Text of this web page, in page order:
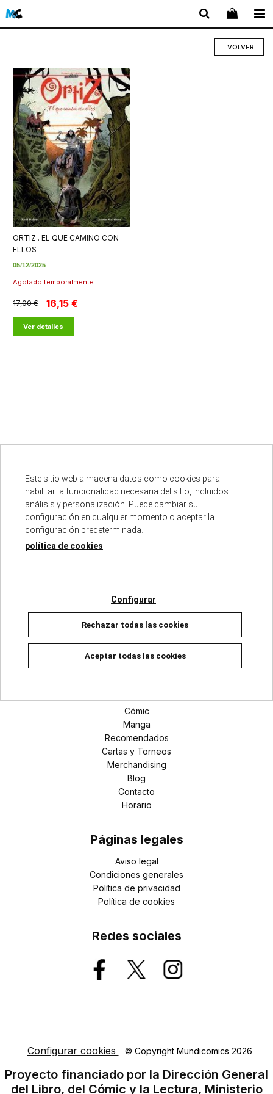
VOLVER
ORTIZ . EL QUE CAMINO CON
ELLOS
05/12/2025
Agotado temporalmente
17,00 € 16,15 €
Ver detalles
Punto oficial
Categorías
Superhéroes Marvel
Universo DC
Manga
Cómic
Manga
Recomendados
Cartas y Torneos
Merchandising
Blog
Contacto
Horario
Páginas legales
Aviso legal
Condiciones generales
Política de privacidad
Política de cookies
Redes sociales
Configurar cookies © Copyright Mundicomics 2026
Proyecto financiado por la Dirección General
del Libro, del Cómic y la Lectura, Ministerio
Este sitio web almacena datos como cookies para
habilitar la funcionalidad necesaria del sitio, incluidos
análisis y personalización. Puede cambiar su
configuración en cualquier momento o aceptar la
configuración predeterminada.
política de cookies
Configurar
Rechazar todas las cookies
Aceptar todas las cookies